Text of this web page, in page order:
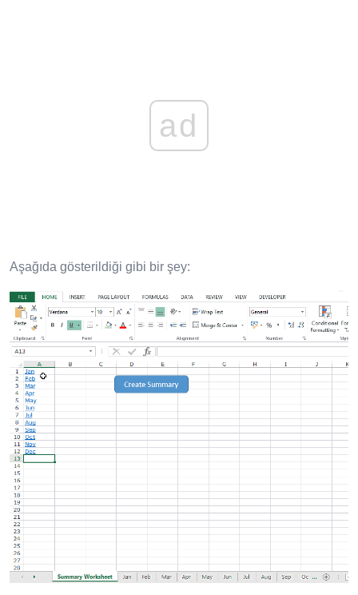
ad
Aşağıda gösterildiği gibi bir şey: